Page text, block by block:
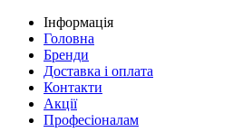
Інформація
Головна
Бренди
Доставка і оплата
Контакти
Акції
Професіоналам